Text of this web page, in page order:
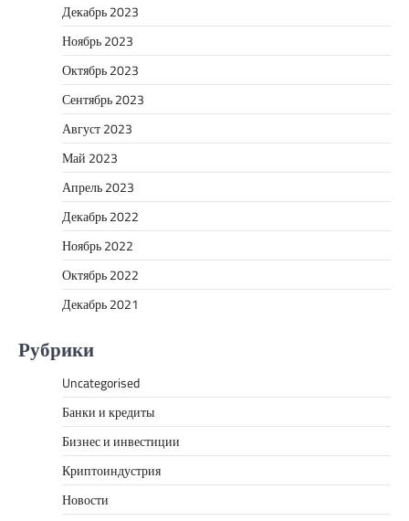
Декабрь 2023
Ноябрь 2023
Октябрь 2023
Сентябрь 2023
Август 2023
Май 2023
Апрель 2023
Декабрь 2022
Ноябрь 2022
Октябрь 2022
Декабрь 2021
Рубрики
Uncategorised
Банки и кредиты
Бизнес и инвестиции
Криптоиндустрия
Новости